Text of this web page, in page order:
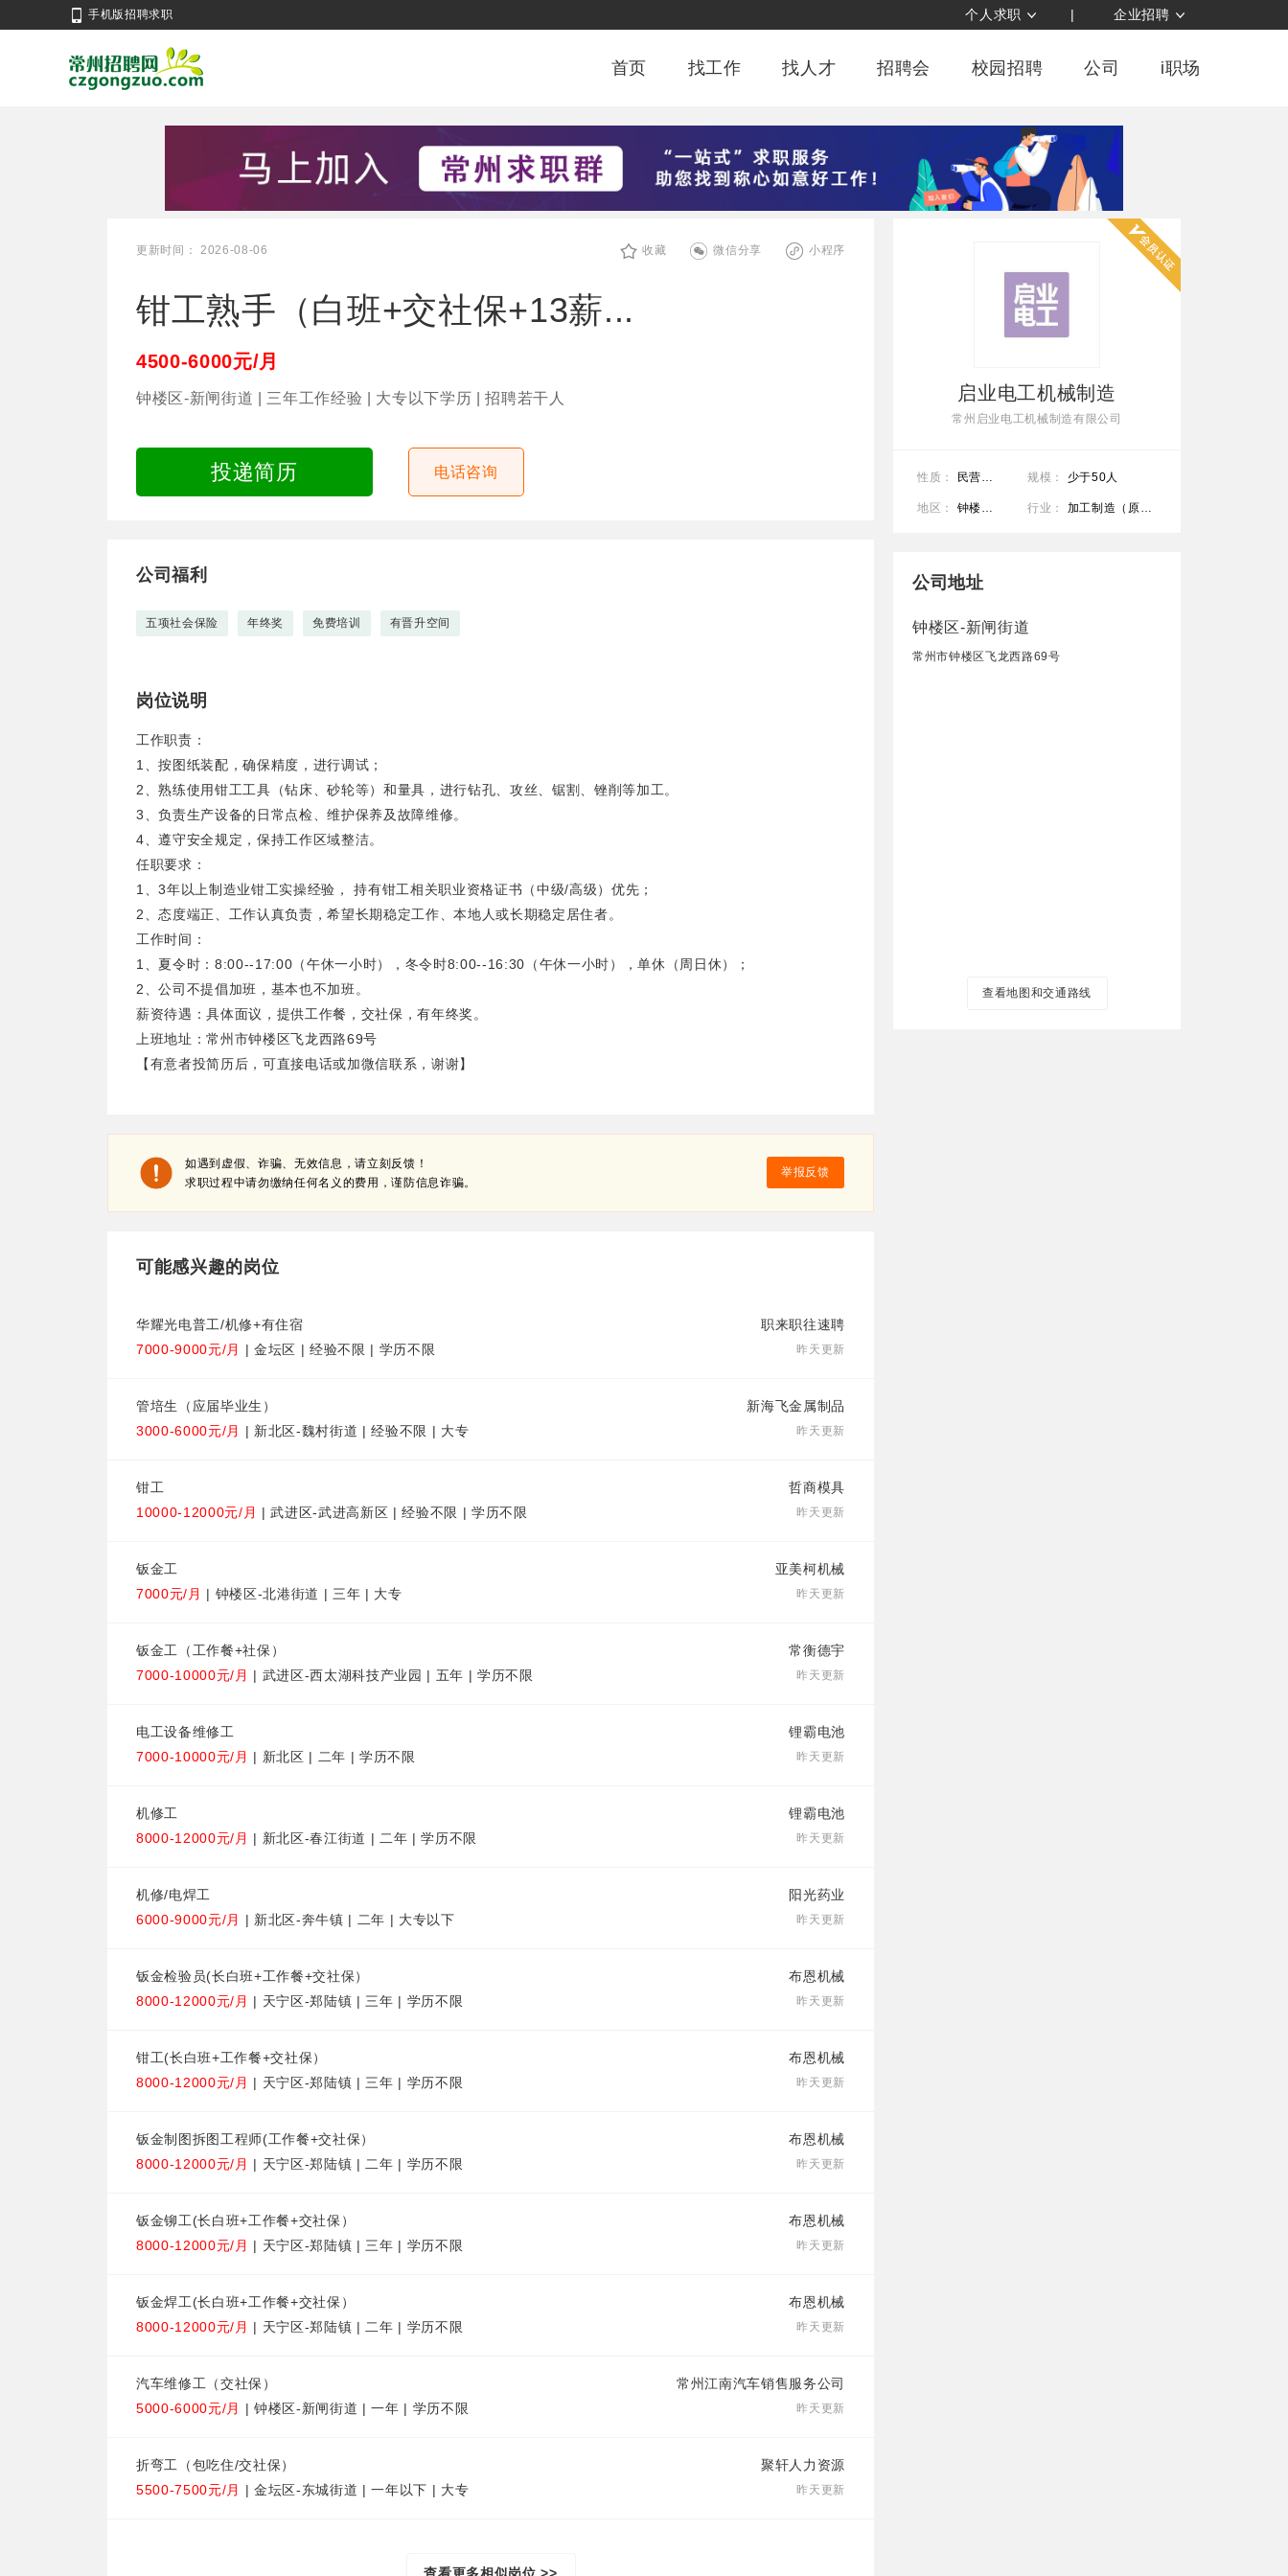
手机版招聘求职 个人求职 | 企业招聘
首页 找工作 找人才 招聘会 校园招聘 公司 i职场
更新时间： 2026-08-06 收藏 微信分享 小程序
钳工熟手（白班+交社保+13薪...
4500-6000元/月
钟楼区-新闸街道 | 三年工作经验 | 大专以下学历 | 招聘若干人
投递简历 电话咨询
公司福利
五项社会保险 年终奖 免费培训 有晋升空间
岗位说明
工作职责：
1、按图纸装配，确保精度，进行调试；
2、熟练使用钳工工具（钻床、砂轮等）和量具，进行钻孔、攻丝、锯割、锉削等加工。
3、负责生产设备的日常点检、维护保养及故障维修。
4、遵守安全规定，保持工作区域整洁。
任职要求：
1、3年以上制造业钳工实操经验， 持有钳工相关职业资格证书（中级/高级）优先；
2、态度端正、工作认真负责，希望长期稳定工作、本地人或长期稳定居住者。
工作时间：
1、夏令时：8:00--17:00（午休一小时），冬令时8:00--16:30（午休一小时），单休（周日休）；
2、公司不提倡加班，基本也不加班。
薪资待遇：具体面议，提供工作餐，交社保，有年终奖。
上班地址：常州市钟楼区飞龙西路69号
【有意者投简历后，可直接电话或加微信联系，谢谢】
举报反馈
如遇到虚假、诈骗、无效信息，请立刻反馈！
求职过程中请勿缴纳任何名义的费用，谨防信息诈骗。
可能感兴趣的岗位
职来职往速聘
华耀光电普工/机修+有住宿
昨天更新
7000-9000元/月 | 金坛区 | 经验不限 | 学历不限
新海飞金属制品
管培生（应届毕业生）
昨天更新
3000-6000元/月 | 新北区-魏村街道 | 经验不限 | 大专
哲商模具
钳工
昨天更新
10000-12000元/月 | 武进区-武进高新区 | 经验不限 | 学历不限
亚美柯机械
钣金工
昨天更新
7000元/月 | 钟楼区-北港街道 | 三年 | 大专
常衡德宇
钣金工（工作餐+社保）
昨天更新
7000-10000元/月 | 武进区-西太湖科技产业园 | 五年 | 学历不限
锂霸电池
电工设备维修工
昨天更新
7000-10000元/月 | 新北区 | 二年 | 学历不限
锂霸电池
机修工
昨天更新
8000-12000元/月 | 新北区-春江街道 | 二年 | 学历不限
阳光药业
机修/电焊工
昨天更新
6000-9000元/月 | 新北区-奔牛镇 | 二年 | 大专以下
布恩机械
钣金检验员(长白班+工作餐+交社保）
昨天更新
8000-12000元/月 | 天宁区-郑陆镇 | 三年 | 学历不限
布恩机械
钳工(长白班+工作餐+交社保）
昨天更新
8000-12000元/月 | 天宁区-郑陆镇 | 三年 | 学历不限
布恩机械
钣金制图拆图工程师(工作餐+交社保）
昨天更新
8000-12000元/月 | 天宁区-郑陆镇 | 二年 | 学历不限
布恩机械
钣金铆工(长白班+工作餐+交社保）
昨天更新
8000-12000元/月 | 天宁区-郑陆镇 | 三年 | 学历不限
布恩机械
钣金焊工(长白班+工作餐+交社保）
昨天更新
8000-12000元/月 | 天宁区-郑陆镇 | 二年 | 学历不限
常州江南汽车销售服务公司
汽车维修工（交社保）
昨天更新
5000-6000元/月 | 钟楼区-新闸街道 | 一年 | 学历不限
聚轩人力资源
折弯工（包吃住/交社保）
昨天更新
5500-7500元/月 | 金坛区-东城街道 | 一年以下 | 大专
启业电工机械制造
常州启业电工机械制造有限公司
性质： 民营公司 规模： 少于50人
地区： 钟楼区-新闸街道 行业： 加工制造（原料加工/模具）
公司地址
钟楼区-新闸街道
常州市钟楼区飞龙西路69号
查看地图和交通路线